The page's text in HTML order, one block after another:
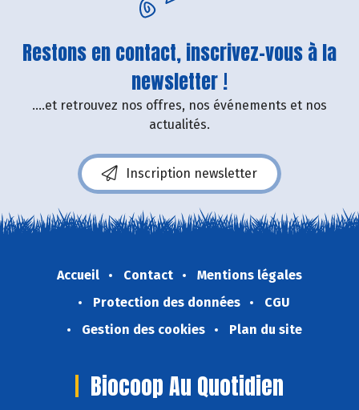
Restons en contact, inscrivez-vous à la
newsletter !
....et retrouvez nos offres, nos événements et nos
actualités.
Inscription newsletter
Accueil Contact
Mentions légales
Protection des données
CGU
Gestion des cookies
Plan du site
Biocoop Au Quotidien